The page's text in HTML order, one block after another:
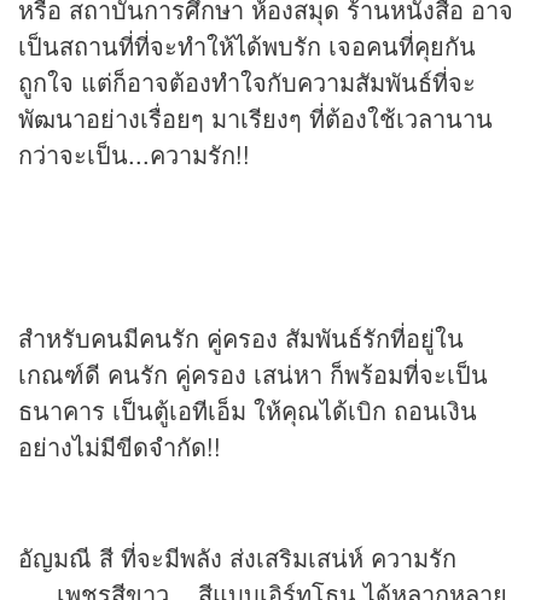
หรือ สถาบันการศึกษา ห้องสมุด ร้านหนังสือ อาจ
เป็นสถานที่ที่จะทำให้ได้พบรัก เจอคนที่คุยกัน
ถูกใจ แต่ก็อาจต้องทำใจกับความสัมพันธ์ที่จะ
พัฒนาอย่างเรื่อยๆ มาเรียงๆ ที่ต้องใช้เวลานาน
กว่าจะเป็น...ความรัก!!
สำหรับคนมีคนรัก คู่ครอง สัมพันธ์รักที่อยู่ใน
เกณฑ์ดี คนรัก คู่ครอง เสน่หา ก็พร้อมที่จะเป็น
ธนาคาร เป็นตู้เอทีเอ็ม ให้คุณได้เบิก ถอนเงิน
อย่างไม่มีขีดจำกัด!!
อัญมณี สี ที่จะมีพลัง ส่งเสริมเสน่ห์ ความรัก